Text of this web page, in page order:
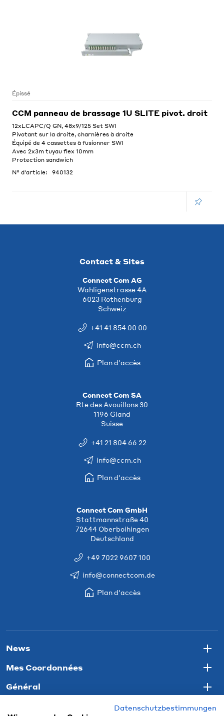
Épissé
CCM panneau de brassage 1U SLITE pivot. droit
12xLCAPC/Q GN, 48x9/125 Set SWI
Pivotant sur la droite, charnières à droite
Équipé de 4 cassettes à fusionner SWI
Avec 2x3m tuyau flex 10mm
Protection sandwich
N° d'article:
940132
Contact & Sites
Connect Com AG
Wahligenstrasse 4A
6023 Rothenburg
Schweiz
+41 41 854 00 00
info@ccm.ch
Plan d'accès
Connect Com SA
Rte des Avouillons 30
1196 Gland
Suisse
+41 21 804 66 22
info@ccm.ch
Plan d'accès
Connect Com GmbH
Stattmannstraße 40
72644 Oberboihingen
Deutschland
+49 7022 9607 100
info@connectcom.de
Plan d'accès
News
Mes Coordonnées
Général
Datenschutzbestimmungen